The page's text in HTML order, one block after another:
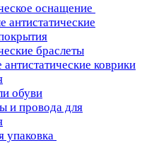
оснащение
антистатические
браслеты
коврики
обуви
и провода для
упаковка